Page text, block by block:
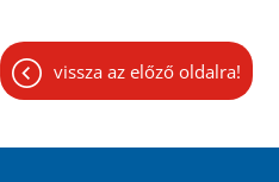
vissza az előző oldalra!